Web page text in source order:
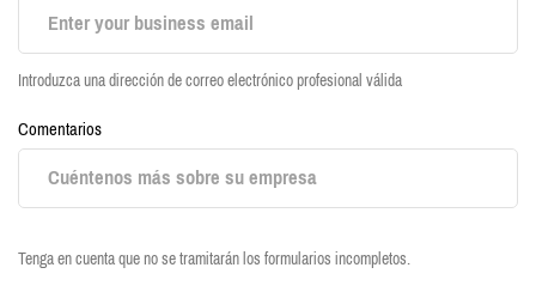
Introduzca una dirección de correo electrónico profesional válida
Comentarios
A
Tenga en cuenta que no se tramitarán los formularios incompletos.